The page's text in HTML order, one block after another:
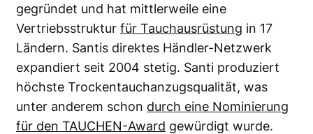
gegründet und hat mittlerweile eine
Vertriebsstruktur für Tauchausrüstung in 17
Ländern. Santis direktes Händler-Netzwerk
expandiert seit 2004 stetig. Santi produziert
höchste Trockentauchanzugsqualität, was
unter anderem schon durch eine Nominierung
für den TAUCHEN-Award gewürdigt wurde.